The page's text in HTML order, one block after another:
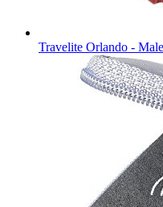
Travelite Orlando -